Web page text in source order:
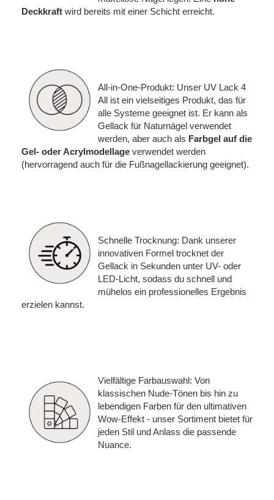
Deckkraft wird bereits mit einer Schicht erreicht.
All-in-One-Produkt: Unser UV Lack 4
All ist ein vielseitiges Produkt, das für
alle Systeme geeignet ist. Er kann als
Gellack für Naturnägel verwendet
werden, aber auch als Farbgel auf die
Gel- oder Acrylmodellage verwendet werden
(hervorragend auch für die Fußnagellackierung geeignet).
Schnelle Trocknung: Dank unserer
innovativen Formel trocknet der
Gellack in Sekunden unter UV- oder
LED-Licht, sodass du schnell und
mühelos ein professionelles Ergebnis
erzielen kannst.
Vielfältige Farbauswahl: Von
klassischen Nude-Tönen bis hin zu
lebendigen Farben für den ultimativen
Wow-Effekt - unser Sortiment bietet für
jeden Stil und Anlass die passende
Nuance.